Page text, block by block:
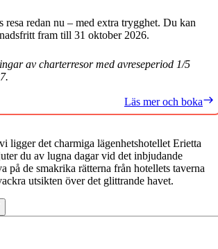
ligger det charmiga lägenhetshotellet Erietta
du av lugna dagar vid det inbjudande
på de smakrika rätterna från hotellets taverna
utsikten över det glittrande havet.
resa redan nu – med extra trygghet. Du kan
fram till 31 oktober 2026.
av charterresor med avreseperiod 1/5
Läs mer och boka